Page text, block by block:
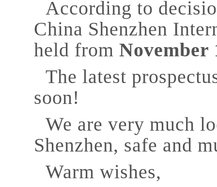
According to
China Shenzhen
held from November
The latest
soon!
We are very much
Shenzhen, safe and
Warm wishes,